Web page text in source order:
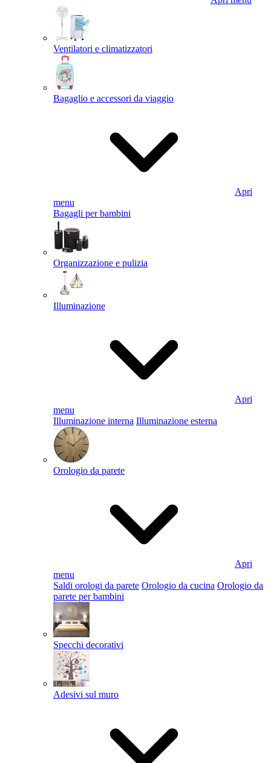
Ventilatori e climatizzatori
Bagaglio e accessori da viaggio
Apri
menu
Bagagli per bambini
Organizzazione e pulizia
Illuminazione
Apri
menu
Illuminazione interna Illuminazione esterna
Orologio da parete
Apri
menu
Saldi orologi da parete Orologio da cucina Orologio da
parete per bambini
Specchi decorativi
Adesivi sul muro